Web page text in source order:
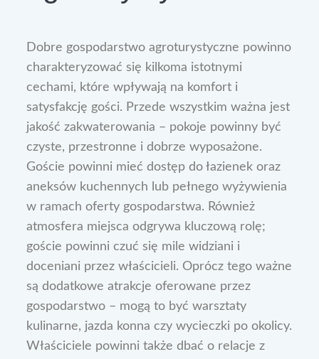
Dobre gospodarstwo agroturystyczne powinno
charakteryzować się kilkoma istotnymi
cechami, które wpływają na komfort i
satysfakcję gości. Przede wszystkim ważna jest
jakość zakwaterowania – pokoje powinny być
czyste, przestronne i dobrze wyposażone.
Goście powinni mieć dostęp do łazienek oraz
aneksów kuchennych lub pełnego wyżywienia
w ramach oferty gospodarstwa. Również
atmosfera miejsca odgrywa kluczową rolę;
goście powinni czuć się mile widziani i
doceniani przez właścicieli. Oprócz tego ważne
są dodatkowe atrakcje oferowane przez
gospodarstwo – mogą to być warsztaty
kulinarne, jazda konna czy wycieczki po okolicy.
Właściciele powinni także dbać o relacje z